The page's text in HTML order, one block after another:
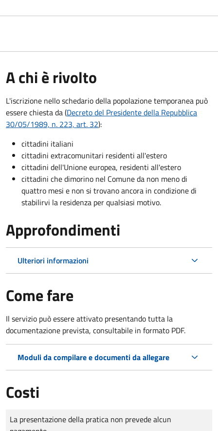
A chi è rivolto
L'iscrizione nello schedario della popolazione temporanea può
essere chiesta da (Decreto del Presidente della Repubblica
30/05/1989, n. 223, art. 32):
cittadini italiani
cittadini extracomunitari residenti all'estero
cittadini dell'Unione europea, residenti all'estero
cittadini che dimorino nel Comune da non meno di
quattro mesi e non si trovano ancora in condizione di
stabilirvi la residenza per qualsiasi motivo.
Approfondimenti
Ulteriori informazioni
Come fare
Il servizio può essere attivato presentando tutta la
documentazione prevista, consultabile in formato PDF.
Moduli da compilare e documenti da allegare
Costi
Tipo di pagamento
Importo
La presentazione della pratica non prevede alcun